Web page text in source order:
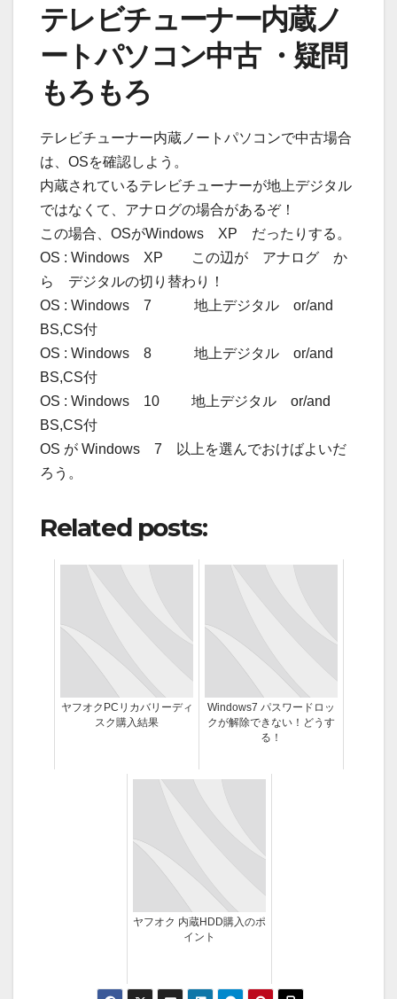
テレビチューナー内蔵ノ
ートパソコン中古 ・疑問
もろもろ
テレビチューナー内蔵ノートパソコンで中古場合
は、OSを確認しよう。
内蔵されているテレビチューナーが地上デジタル
ではなくて、アナログの場合があるぞ！
この場合、OSがWindows XP だったりする。
OS : Windows XP この辺が アナログ か
ら デジタルの切り替わり！
OS : Windows 7 地上デジタル or/and
BS,CS付
OS : Windows 8 地上デジタル or/and
BS,CS付
OS : Windows 10 地上デジタル or/and
BS,CS付
OS が Windows 7 以上を選んでおけばよいだ
ろう。
Related posts:
ヤフオクPCリカバリーディ
スク購入結果
Windows7 パスワードロッ
クが解除できない！どうす
る！
ヤフオク 内蔵HDD購入のポ
イント